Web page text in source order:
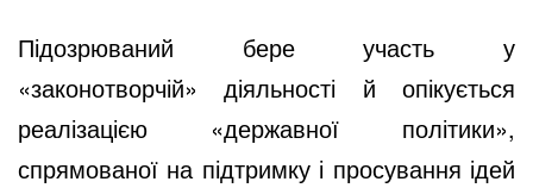
Підозрюваний бере участь у
«законотворчій» діяльності й опікується
реалізацією «державної політики»,
спрямованої на підтримку і просування ідей